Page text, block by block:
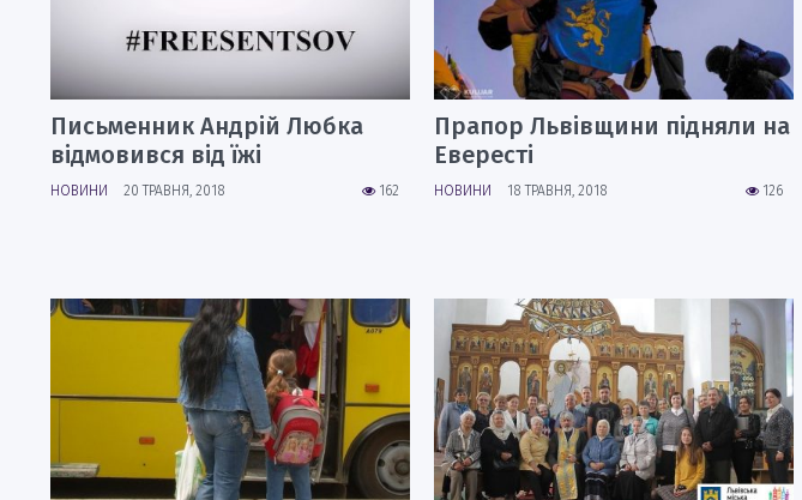
Письменник Андрій Любка
відмовився від їжі
162
НОВИНИ 20 ТРАВНЯ, 2018
Прапор Львівщини підняли на
Евересті
126
НОВИНИ 18 ТРАВНЯ, 2018